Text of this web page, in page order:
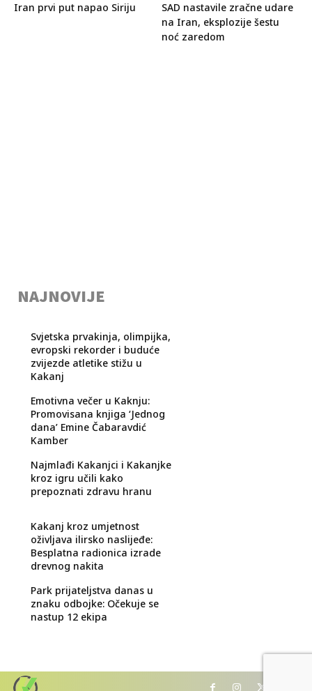
Iran prvi put napao Siriju
SAD nastavile zračne udare
na Iran, eksplozije šestu
noć zaredom
NAJNOVIJE
Svjetska prvakinja, olimpijka,
evropski rekorder i buduće
zvijezde atletike stižu u
Kakanj
Emotivna večer u Kaknju:
Promovisana knjiga ‘Jednog
dana’ Emine Čabaravdić
Kamber
Najmlađi Kakanjci i Kakanjke
kroz igru učili kako
prepoznati zdravu hranu
Kakanj kroz umjetnost
oživljava ilirsko naslijeđe:
Besplatna radionica izrade
drevnog nakita
Park prijateljstva danas u
znaku odbojke: Očekuje se
nastup 12 ekipa